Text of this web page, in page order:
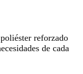
reforzado
de cada